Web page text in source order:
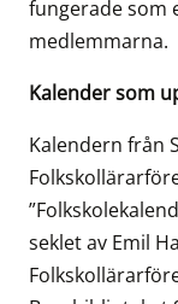
fungerade som
medlemmarna.
Kalender som
Kalendern från
seklet av Emil